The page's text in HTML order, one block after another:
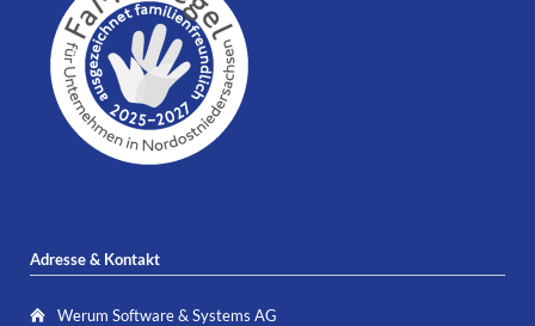
Adresse & Kontakt
Werum Software & Systems AG